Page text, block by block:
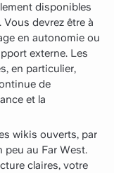
disponibles
devrez être à
en autonomie ou
externe. Les
en particulier,
de
et la
wikis ouverts, par
peu au Far West.
claires, votre